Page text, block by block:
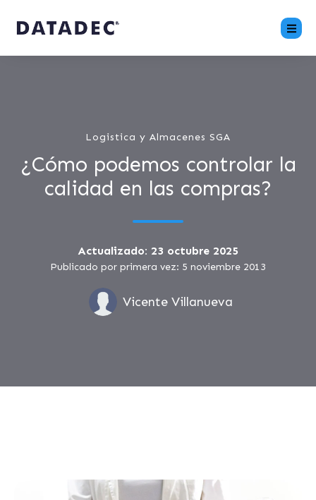
Logistica y Almacenes SGA
¿Cómo podemos controlar la
calidad en las compras?
Actualizado: 23 octubre 2025
Publicado por primera vez: 5 noviembre 2013
Vicente Villanueva